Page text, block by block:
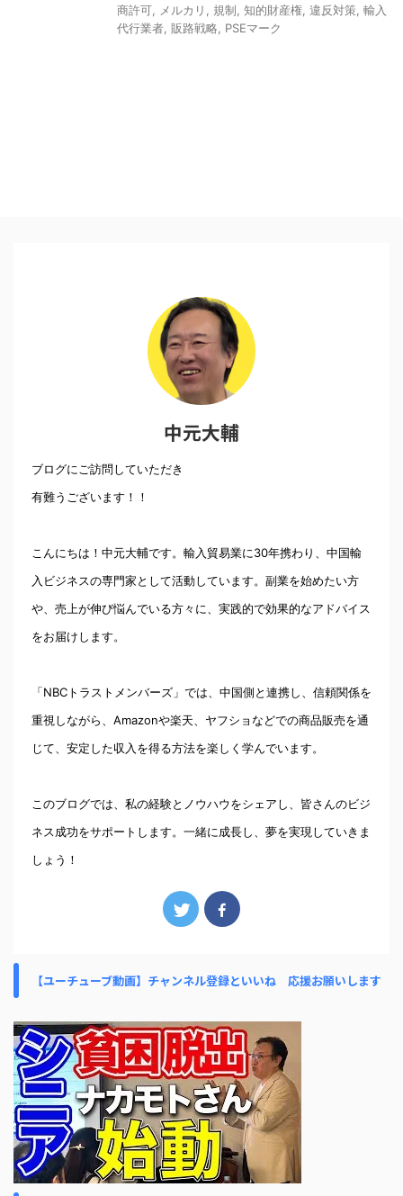
商許可
メルカリ 規制 知的財産権 違反対策 輸入
代行業者 販路戦略 PSEマーク
中元大輔
ブログにご訪問していただき
有難うございます！！
こんにちは！中元大輔です。輸入貿易業に30年携わり、中国輸
入ビジネスの専門家として活動しています。副業を始めたい方
や、売上が伸び悩んでいる方々に、実践的で効果的なアドバイス
をお届けします。
「NBCトラストメンバーズ」では、中国側と連携し、信頼関係を
重視しながら、Amazonや楽天、ヤフショなどでの商品販売を通
じて、安定した収入を得る方法を楽しく学んでいます。
このブログでは、私の経験とノウハウをシェアし、皆さんのビジ
ネス成功をサポートします。一緒に成長し、夢を実現していきま
しょう！
【ユーチューブ動画】チャンネル登録といいね 応援お願いします